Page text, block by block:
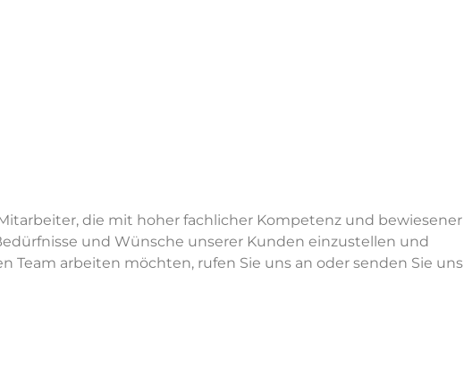
die mit hoher fachlicher Kompetenz und bewiesener
und Wünsche unserer Kunden einzustellen und
arbeiten möchten, rufen Sie uns an oder senden Sie uns